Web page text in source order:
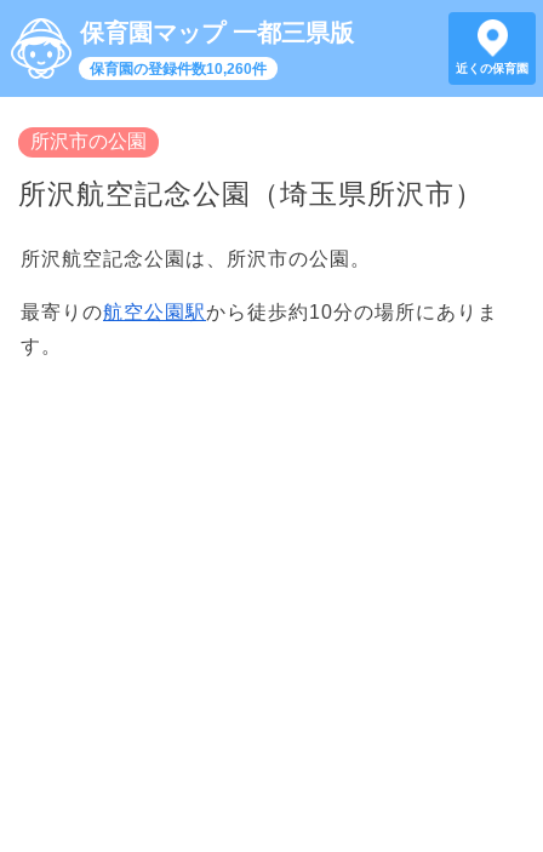
保育園マップ 一都三県版
保育園の登録件数10,260件 近くの保育園
所沢市の公園
所沢航空記念公園（埼玉県所沢市）
所沢航空記念公園は、所沢市の公園。
最寄りの航空公園駅から徒歩約10分の場所にありま
す。